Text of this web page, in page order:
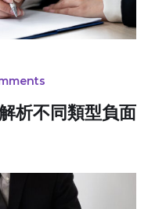
析不同類型負面